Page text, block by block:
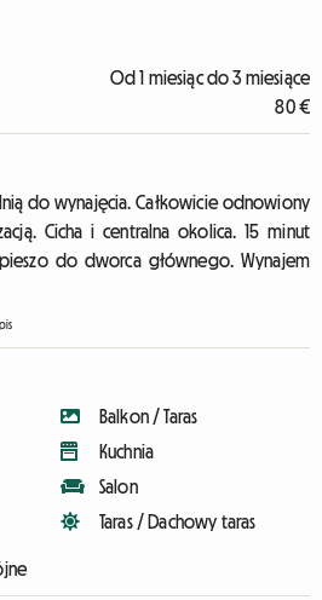
Od 1 miesiąc do 3 miesiące
80 €
do wynajęcia. Całkowicie odnowiony
Cicha i centralna okolica. 15 minut
do dworca głównego. Wynajem
Balkon / Taras
Kuchnia
Salon
Taras / Dachowy taras